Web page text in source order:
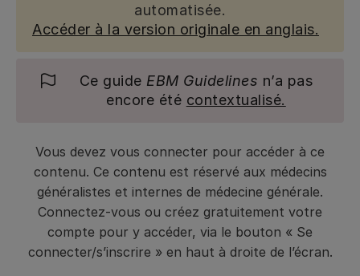
automatisée.
Accéder à la version originale en anglais.
Ce guide EBM Guidelines n’a pas
encore été contextualisé.
Vous devez vous connecter pour accéder à ce
contenu. Ce contenu est réservé aux médecins
généralistes et internes de médecine générale.
Connectez-vous ou créez gratuitement votre
compte pour y accéder, via le bouton « Se
connecter/s’inscrire » en haut à droite de l’écran.